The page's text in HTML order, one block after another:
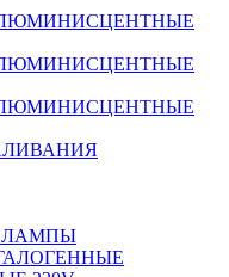
ЛАМПЫ